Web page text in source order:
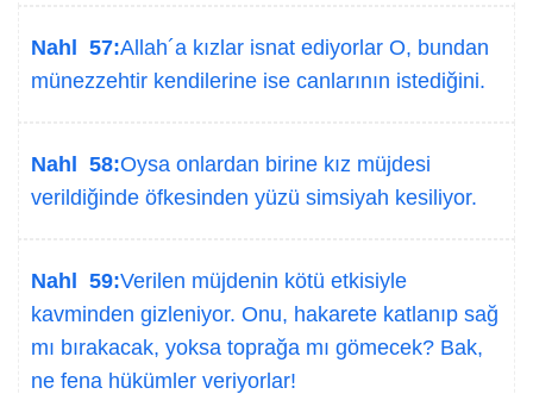
Nahl 57:Allah´a kızlar isnat ediyorlar O, bundan
münezzehtir kendilerine ise canlarının istediğini.
Nahl 58:Oysa onlardan birine kız müjdesi
verildiğinde öfkesinden yüzü simsiyah kesiliyor.
Nahl 59:Verilen müjdenin kötü etkisiyle
kavminden gizleniyor. Onu, hakarete katlanıp sağ
mı bırakacak, yoksa toprağa mı gömecek? Bak,
ne fena hükümler veriyorlar!